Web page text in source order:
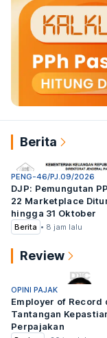
Berita
PENG-46/PJ.09/2026
DJP: Pemungutan
22 Marketplace
hingga 31 Oktober
Berita • 8 jam lalu
Review
OPINI PAJAK
Employer of Record
Tantangan
Perpajakan